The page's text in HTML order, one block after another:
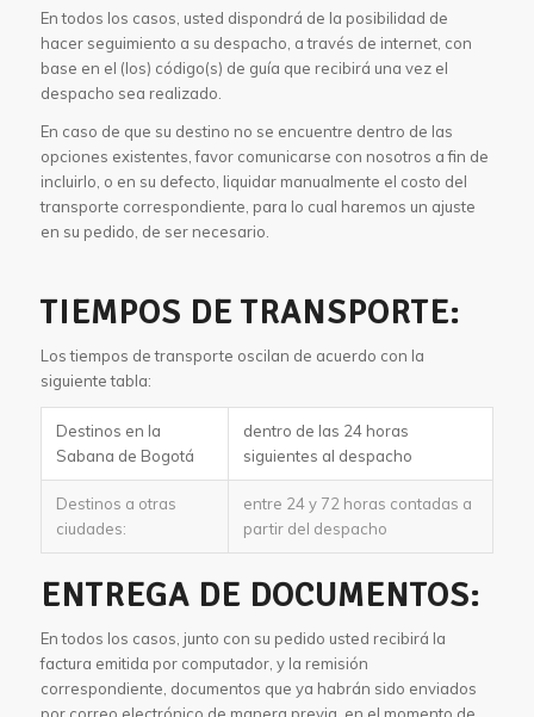
En todos los casos, usted dispondrá de la posibilidad de
hacer seguimiento a su despacho, a través de internet, con
base en el (los) código(s) de guía que recibirá una vez el
despacho sea realizado.
En caso de que su destino no se encuentre dentro de las
opciones existentes, favor comunicarse con nosotros a fin de
incluirlo, o en su defecto, liquidar manualmente el costo del
transporte correspondiente, para lo cual haremos un ajuste
en su pedido, de ser necesario.
TIEMPOS DE TRANSPORTE:
Los tiempos de transporte oscilan de acuerdo con la
siguiente tabla:
Destinos en la
Sabana de Bogotá
dentro de las 24 horas
siguientes al despacho
Destinos a otras
ciudades:
entre 24 y 72 horas contadas a
partir del despacho
ENTREGA DE DOCUMENTOS:
En todos los casos, junto con su pedido usted recibirá la
factura emitida por computador, y la remisión
correspondiente, documentos que ya habrán sido enviados